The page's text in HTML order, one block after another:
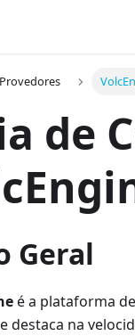
Provedores
de
Geral
é a plataforma
destaca na